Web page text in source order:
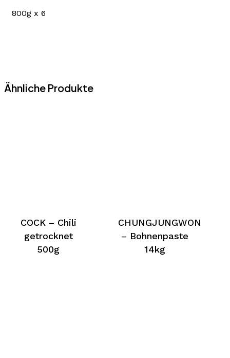
800g x 6
Ähnliche Produkte
COCK – Chili
getrocknet
500g
CHUNGJUNGWON
– Bohnenpaste
14kg